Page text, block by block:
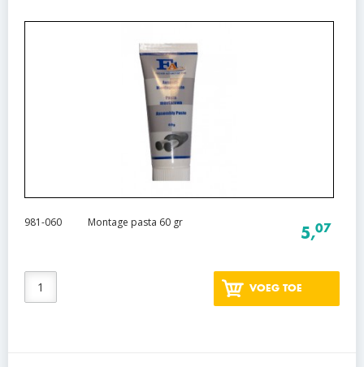
981-060 Montage pasta 60 gr
5,07
VOEG TOE